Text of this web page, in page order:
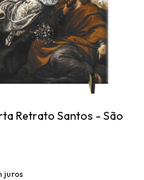
Retrato Santos - São
juros